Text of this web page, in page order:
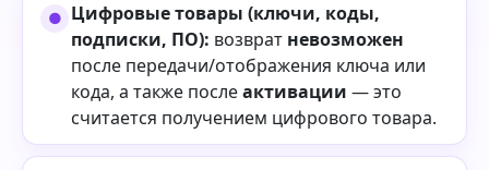
Цифровые товары (ключи, коды,
подписки, ПО): возврат невозможен
после передачи/отображения ключа или
кода, а также послеактивации — это
считается получением цифрового товара.